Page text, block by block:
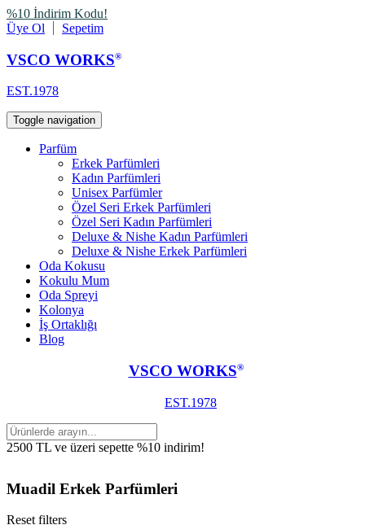
%10 İndirim Kodu!
Üye Ol
Sepetim
VSCO WORKS®
EST.1978
Toggle navigation
Parfüm
Erkek Parfümleri
Kadın Parfümleri
Unisex Parfümler
Özel Seri Erkek Parfümleri
Özel Seri Kadın Parfümleri
Deluxe & Nishe Kadın Parfümleri
Deluxe & Nishe Erkek Parfümleri
Oda Kokusu
Kokulu Mum
Oda Spreyi
Kolonya
İş Ortaklığı
Blog
VSCO WORKS®
EST.1978
2500 TL ve üzeri sepette %10 indirim!
Muadil Erkek Parfümleri
Reset filters